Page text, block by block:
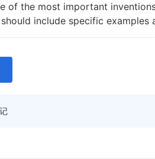
of the most important
include specific examples